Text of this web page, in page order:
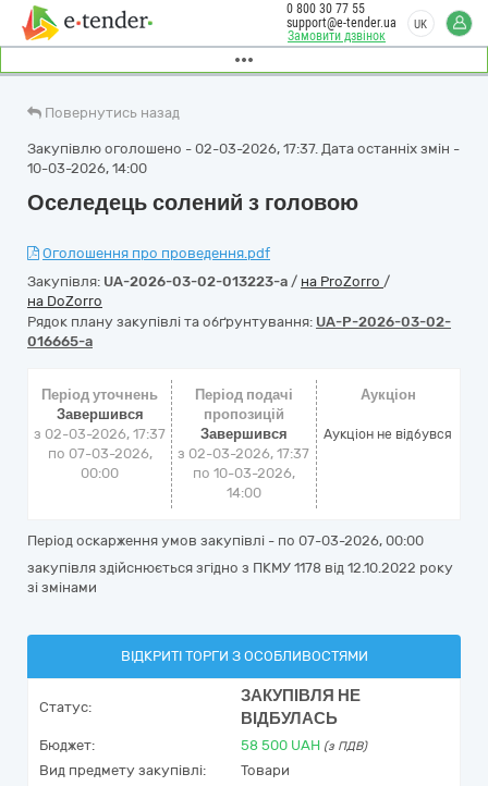
Замовити дзвінок
0 800 30 77 55
support@e-tender.ua
UK
Повернутись назад
Закупівлю оголошено - 02-03-2026, 17:37. Дата останніх змін -
10-03-2026, 14:00
Оселедець солений з головою
Оголошення про проведення.pdf
Закупівля: UA-2026-03-02-013223-a / на ProZorro /
на DoZorro
Рядок плану закупівлі та обґрунтування: UA-P-2026-03-02-
016665-a
Період уточнень
Завершився
з 02-03-2026, 17:37
по 07-03-2026,
00:00
Період подачі
пропозицій
Завершився
з 02-03-2026, 17:37
по 10-03-2026,
14:00
Аукціон
Аукціон не відбувся
Період оскарження умов закупівлі - по 07-03-2026, 00:00
закупівля здійснюється згідно з ПКМУ 1178 від 12.10.2022 року
зі змінами
ВІДКРИТІ ТОРГИ З ОСОБЛИВОСТЯМИ
Статус:
ЗАКУПІВЛЯ НЕ
ВІДБУЛАСЬ
Бюджет: 58 500 UAH (з ПДВ)
Вид предмету закупівлі:
Товари